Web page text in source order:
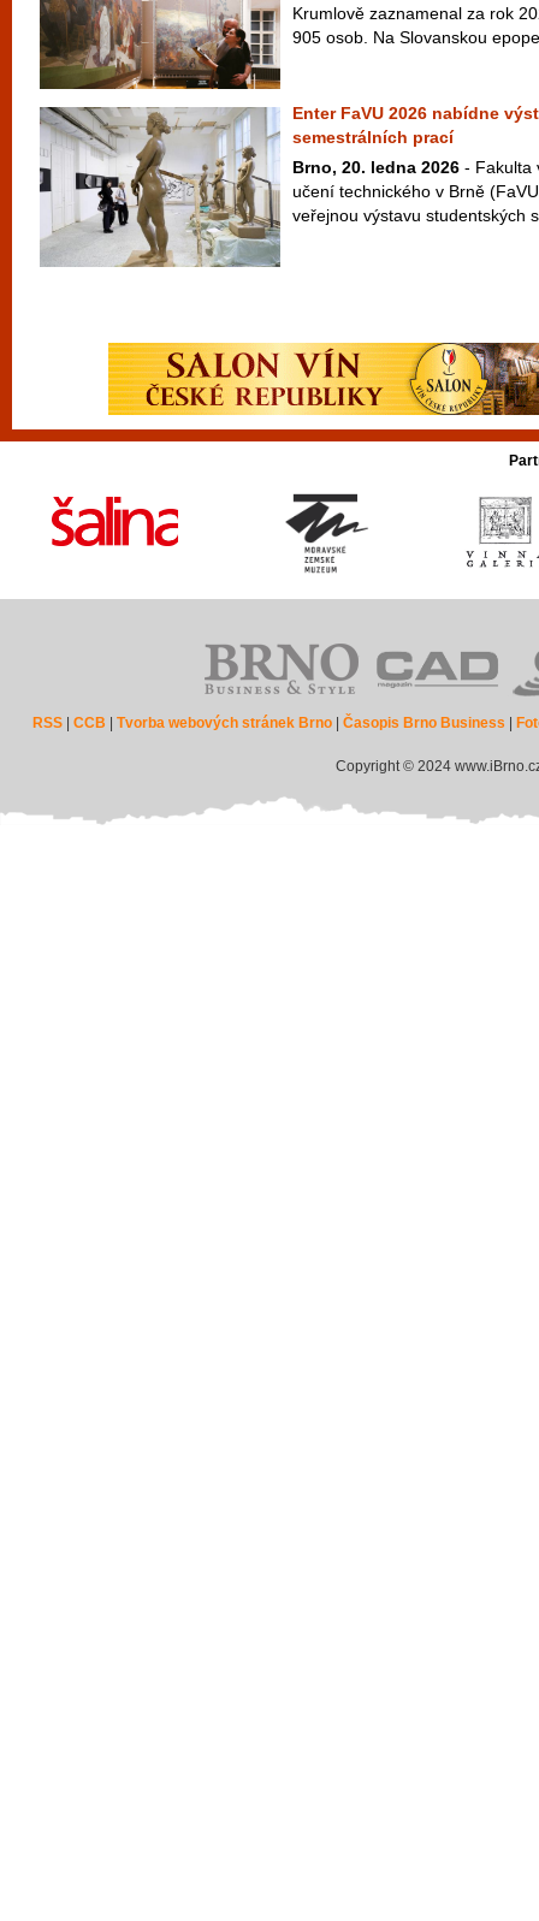
Krumlově zaznamenal za rok
905 osob. Na Slovanskou
Enter FaVU 2026 nabídne
semestrálních prací
Brno, 20. ledna 2026 - Fakulta
učení technického v Brně
veřejnou výstavu studentských
RSS |CCB |Tvorba webových stránek Brno |Časopis Brno Business
Copyright © 2024